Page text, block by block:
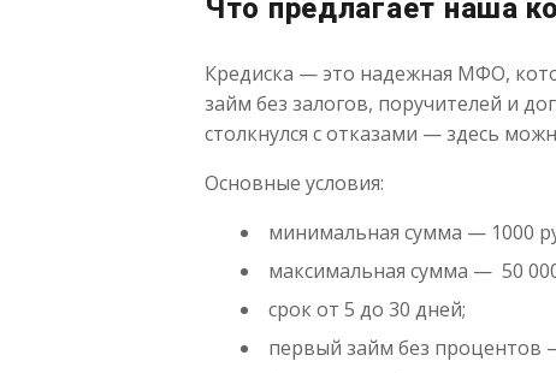
Что предлагает наша
Кредиска — это надежная МФО,
займ без залогов, поручителей и
столкнулся с отказами — здесь
Основные условия:
минимальная сумма — 1000
максимальная сумма — 50
срок от 5 до 30 дней;
первый займ без процентов